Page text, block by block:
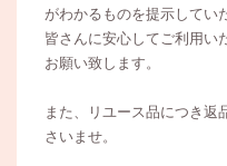
がわかるものを提示してい
皆さんに安心してご利用い
お願い致します。
また、リユース品につき返
さいませ。